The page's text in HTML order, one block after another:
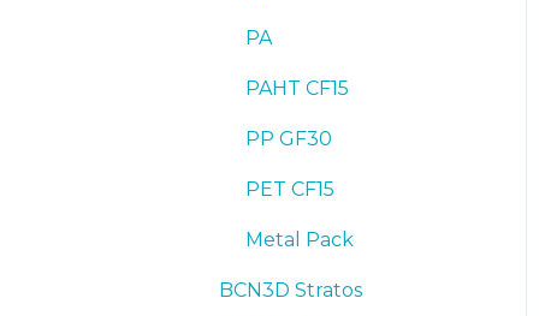
PA
PAHT CF15
PP GF30
PET CF15
Metal Pack
BCN3D Stratos